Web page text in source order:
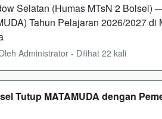
Selatan (Humas MTsN 2 Bolsel)
Tahun Pelajaran 2026/2027
Administrator - Dilihat 22 kali
Tutup MATAMUDA dengan